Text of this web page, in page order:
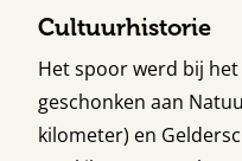
Cultuurhistorie
Het spoor werd bij het
geschonken aan
kilometer) en